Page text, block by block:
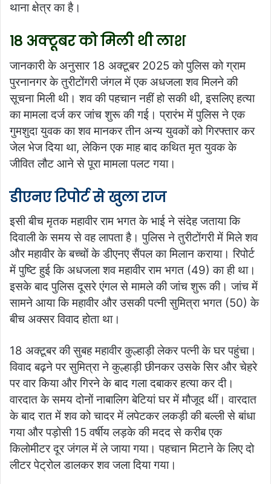
थाना क्षेत्र का है।
18 अक्टूबर को मिली थी लाश
जानकारी के अनुसार 18 अक्टूबर 2025 को पुलिस को ग्राम
पुरनानगर के तुरीटोंगरी जंगल में एक अधजला शव मिलने की
सूचना मिली थी। शव की पहचान नहीं हो सकी थी, इसलिए हत्या
का मामला दर्ज कर जांच शुरू की गई। प्रारंभ में पुलिस ने एक
गुमशुदा युवक का शव मानकर तीन अन्य युवकों को गिरफ्तार कर
जेल भेज दिया था, लेकिन एक माह बाद कथित मृत युवक के
जीवित लौट आने से पूरा मामला पलट गया।
डीएनए रिपोर्ट से खुला राज
इसी बीच मृतक महावीर राम भगत के भाई ने संदेह जताया कि
दिवाली के समय से वह लापता है। पुलिस ने तुरीटोंगरी में मिले शव
और महावीर के बच्चों के डीएनए सैंपल का मिलान कराया। रिपोर्ट
में पुष्टि हुई कि अधजला शव महावीर राम भगत (49) का ही था।
इसके बाद पुलिस दूसरे एंगल से मामले की जांच शुरू की। जांच में
सामने आया कि महावीर और उसकी पत्नी सुमित्रा भगत (50) के
बीच अक्सर विवाद होता था।
18 अक्टूबर की सुबह महावीर कुल्हाड़ी लेकर पत्नी के घर पहुंचा।
विवाद बढ़ने पर सुमित्रा ने कुल्हाड़ी छीनकर उसके सिर और चेहरे
पर वार किया और गिरने के बाद गला दबाकर हत्या कर दी।
वारदात के समय दोनों नाबालिग बेटियां घर में मौजूद थीं। वारदात
के बाद रात में शव को चादर में लपेटकर लकड़ी की बल्ली से बांधा
गया और पड़ोसी 15 वर्षीय लड़के की मदद से करीब एक
किलोमीटर दूर जंगल में ले जाया गया। पहचान मिटाने के लिए दो
लीटर पेट्रोल डालकर शव जला दिया गया।